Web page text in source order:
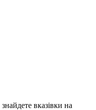
вказівки на